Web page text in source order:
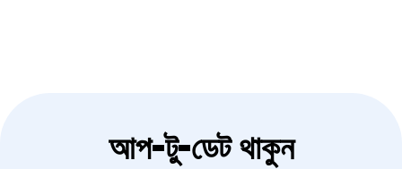
আপ-টু-ডেট থাকুন